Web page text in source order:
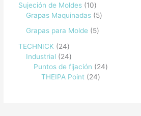
Sujeción de Moldes
10
Grapas Maquinadas
5
Grapas para Molde
5
TECHNICK
24
Industrial
24
Puntos de fijación
24
THEIPA Point
24